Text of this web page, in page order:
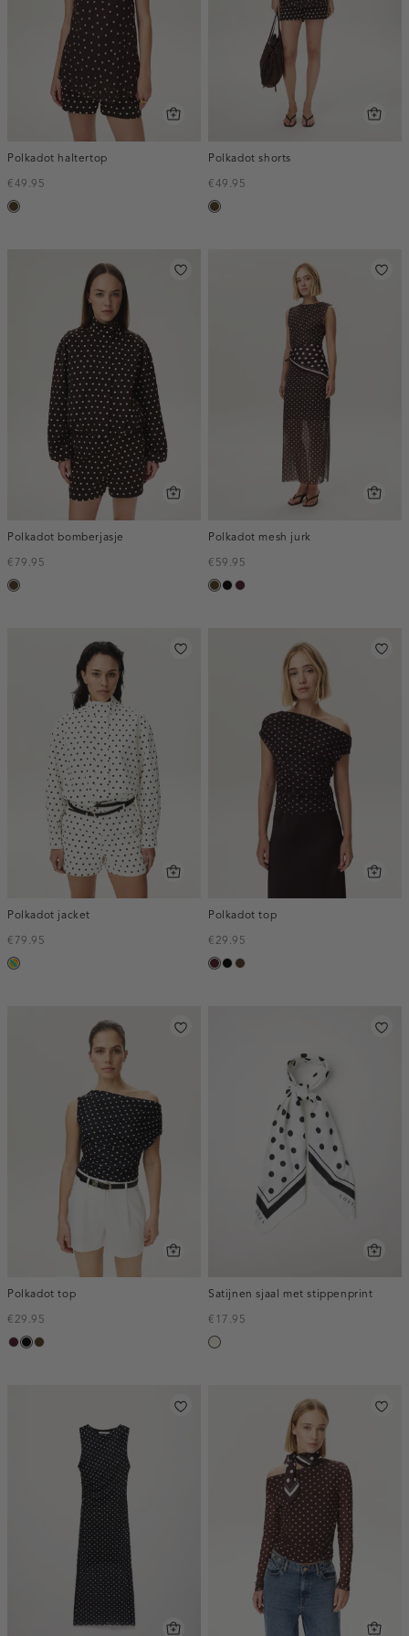
Polkadot haltertop
€49.95
toffee
Polkadot shorts
€49.95
toffee
Polkadot bomberjasje
€79.95
toffee
Polkadot mesh jurk
€59.95
toffee
zwartpruim,
Polkadot jacket
€79.95
meerkleurig
Polkadot top
€29.95
pruim,
zwarttoffee
Polkadot top
€29.95
pruim,
zwarttoffee
Satijnen sjaal met stippenprint
€17.95
wit,